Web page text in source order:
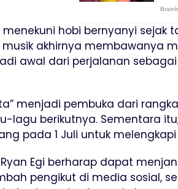
hobi bernyanyi sejak
akhirnya membawanya
awal dari perjalanan
menjadi pembuka dari
lagu berikutnya. Sementara
pada 1 Juli untuk
Egi berharap dapat
pengikut di media sosial,